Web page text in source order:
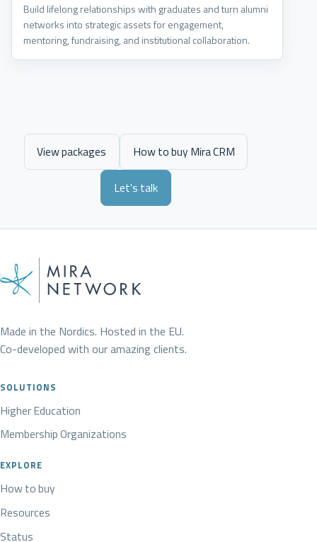
Build lifelong relationships with graduates and turn alumni
networks into strategic assets for engagement,
mentoring, fundraising, and institutional collaboration.
View packages How to buy Mira CRM
Let's talk
Made in the Nordics. Hosted in the EU.
Co-developed with our amazing clients.
SOLUTIONS
Higher Education
Membership Organizations
EXPLORE
How to buy
Resources
Status